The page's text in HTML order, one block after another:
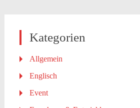
Kategorien
Allgemein
Englisch
Event